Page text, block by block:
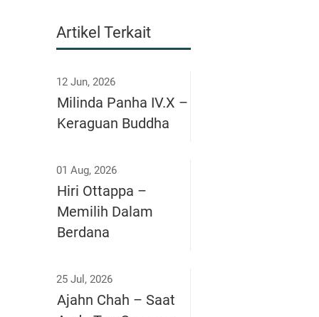
Artikel Terkait
12 Jun, 2026
Milinda Panha IV.X –
Keraguan Buddha
01 Aug, 2026
Hiri Ottappa –
Memilih Dalam
Berdana
25 Jul, 2026
Ajahn Chah – Saat